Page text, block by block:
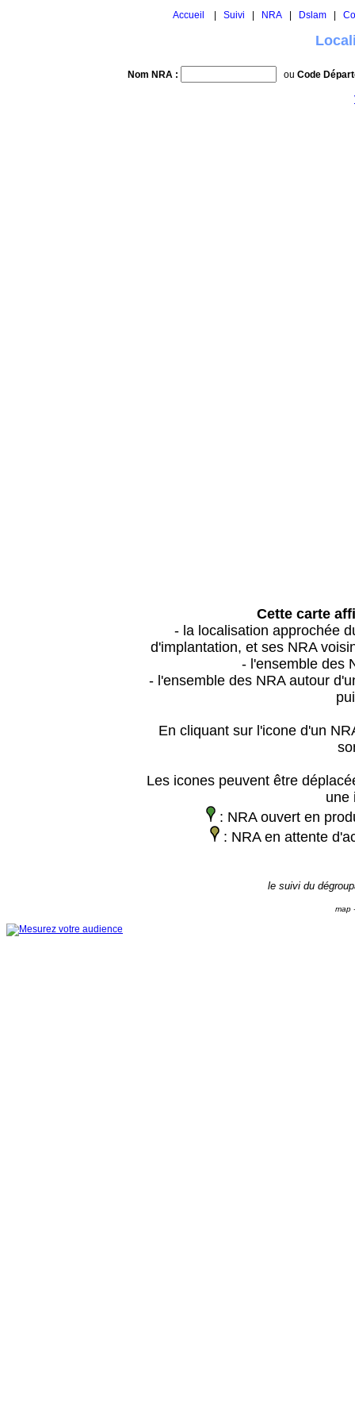
Accueil Suivi NRA Dslam
Nom NRA : ou Code
Cette carte
- la localisation approchée
d'implantation, et ses NRA
- l'ensemble des
- l'ensemble des NRA autour
En cliquant sur l'icone d'un
Les icones peuvent être
une
: NRA ouvert en
: NRA en attente
le suivi du
map